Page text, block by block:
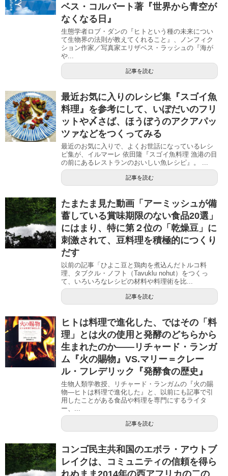
ベス・コルバート著『世界から青空が
なくなる日』
生態学者ロブ・ダンの『ヒトという種の未来につい
て生物界の法則が教えてくれること』、ノンフィク
ション作家／写真家エリザベス・ラッシュの『海が
や...
記事を読む
最近お気に入りのレシピ集『スゴイ魚
料理』を参考にして、いぼだいのフリ
ットや〆さば、ほうぼうのアクアパッ
ツァなどをつくってみる
最近のお気に入りで、よくお世話になっているレシ
ピ集が、イルマーレ 依田隆『スゴイ魚料理 漁港の目
の前にあるレストランのおいしい魚レシピ』。 ...
記事を読む
たまたま見た動画「アーミッシュが備
蓄している賞味期限のない食品20選」
にはまり、特に第２位の「乾燥豆」に
刺激されて、豆料理を積極的につくり
だす
以前の記事「ひよこ豆と鶏肉を煮込んだトルコ料
理、タブクル・ノフト（Tavuklu nohut）をつくっ
て、いろいろなレシピの材料や料理術を比...
記事を読む
ヒトは料理で進化した、ではその「料
理」とは火の使用と発酵のどちらから
生まれたのか――リチャード・ランガ
ム『火の賜物』VS.マリー＝クレー
ル・フレデリック『発酵食の歴史』
生物人類学教授、リチャード・ランガムの『火の賜
物―ヒトは料理で進化した』と、以前にも記事で引
用したことがある食品や料理を専門にするライタ
ー、...
記事を読む
コンゴ民主共和国のエボラ・アウトブ
レイクは、コミュニティの信頼を得ら
れぬまま2014年の西アフリカの二の